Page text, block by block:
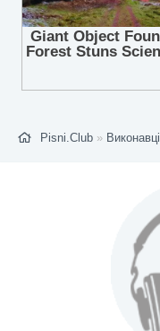
Pisni.Club » Виконавці